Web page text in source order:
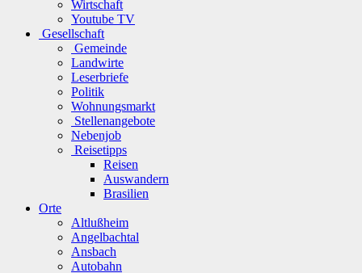
Wirtschaft
Youtube TV
Gesellschaft
Gemeinde
Landwirte
Leserbriefe
Politik
Wohnungsmarkt
Stellenangebote
Nebenjob
Reisetipps
Reisen
Auswandern
Brasilien
Orte
Altlußheim
Angelbachtal
Ansbach
Autobahn